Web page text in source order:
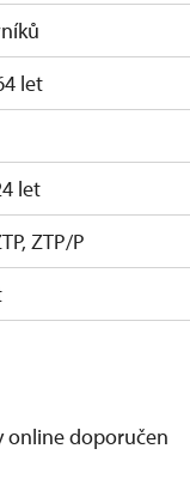
držitel)
Na zámky
let
let
ZTP/P
(pro školní skupiny
online doporučen